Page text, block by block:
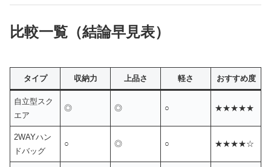
比較一覧（結論早見表）
タイプ 収納力 上品さ 軽さ おすすめ度
自立型スク
エア
◎ ◎ ○ ★★★★★
2WAYハン
ドバッグ
○ ◎ ○ ★★★★☆